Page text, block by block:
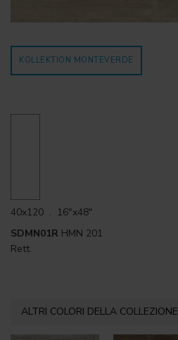
KOLLEKTION MONTEVERDE
40x120 . 16"x48"
SDMN01R HMN 201
Rett.
ALTRI COLORI DELLA COLLEZIONE